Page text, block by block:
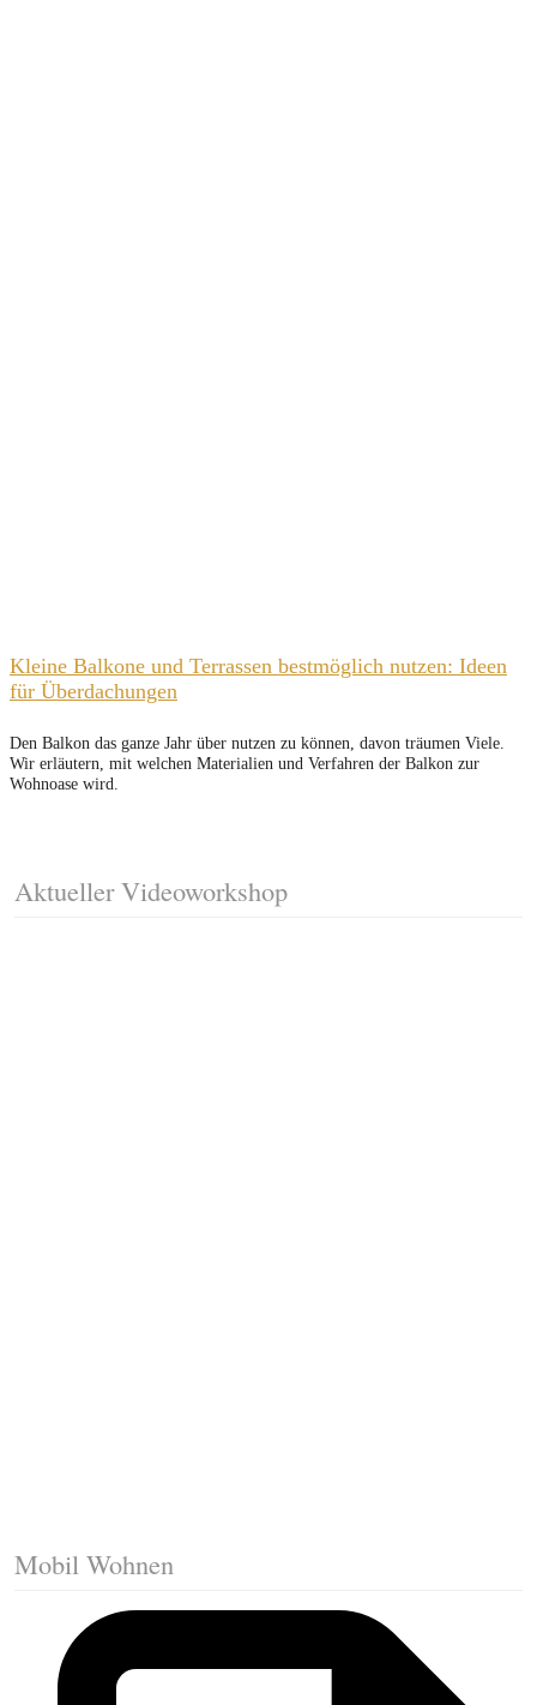
Kleine Balkone und Terrassen bestmöglich nutzen: Ideen
für Überdachungen
Den Balkon das ganze Jahr über nutzen zu können, davon träumen Viele.
Wir erläutern, mit welchen Materialien und Verfahren der Balkon zur
Wohnoase wird.
Aktueller Videoworkshop
Mobil Wohnen